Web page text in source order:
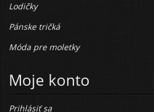
Lodičky
Pánske tričká
Móda pre moletky
Moje konto
Prihlásiť sa